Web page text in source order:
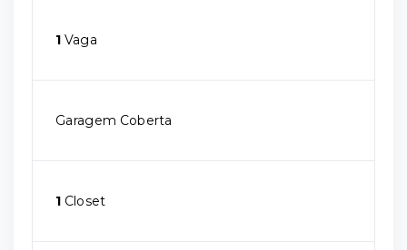
1 Vaga
Garagem Coberta
1 Closet